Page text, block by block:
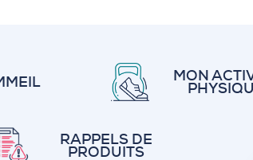
MON
RAPPELS DE
PRODUITS